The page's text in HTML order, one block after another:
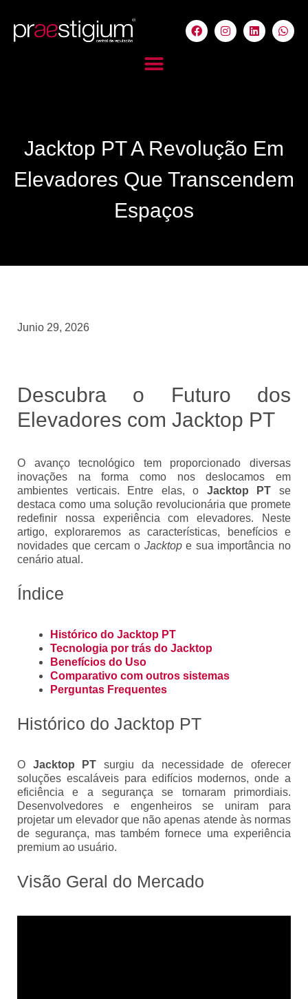
Jacktop PT A Revolução Em
Elevadores Que Transcendem
Espaços
Junio 29, 2026
Descubra o Futuro dos
Elevadores com Jacktop PT
O avanço tecnológico tem proporcionado diversas
inovações na forma como nos deslocamos em
ambientes verticais. Entre elas, o Jacktop PT se
destaca como uma solução revolucionária que promete
redefinir nossa experiência com elevadores. Neste
artigo, exploraremos as características, benefícios e
novidades que cercam o Jacktope sua importância no
cenário atual.
Índice
Histórico do Jacktop PT
Tecnologia por trás do Jacktop
Benefícios do Uso
Comparativo com outros sistemas
Perguntas Frequentes
Histórico do Jacktop PT
O Jacktop PT surgiu da necessidade de oferecer
soluções escaláveis para edifícios modernos, onde a
eficiência e a segurança se tornaram primordiais.
Desenvolvedores e engenheiros se uniram para
projetar um elevador que não apenas atende às normas
de segurança, mas também fornece uma experiência
premium ao usuário.
Visão Geral do Mercado